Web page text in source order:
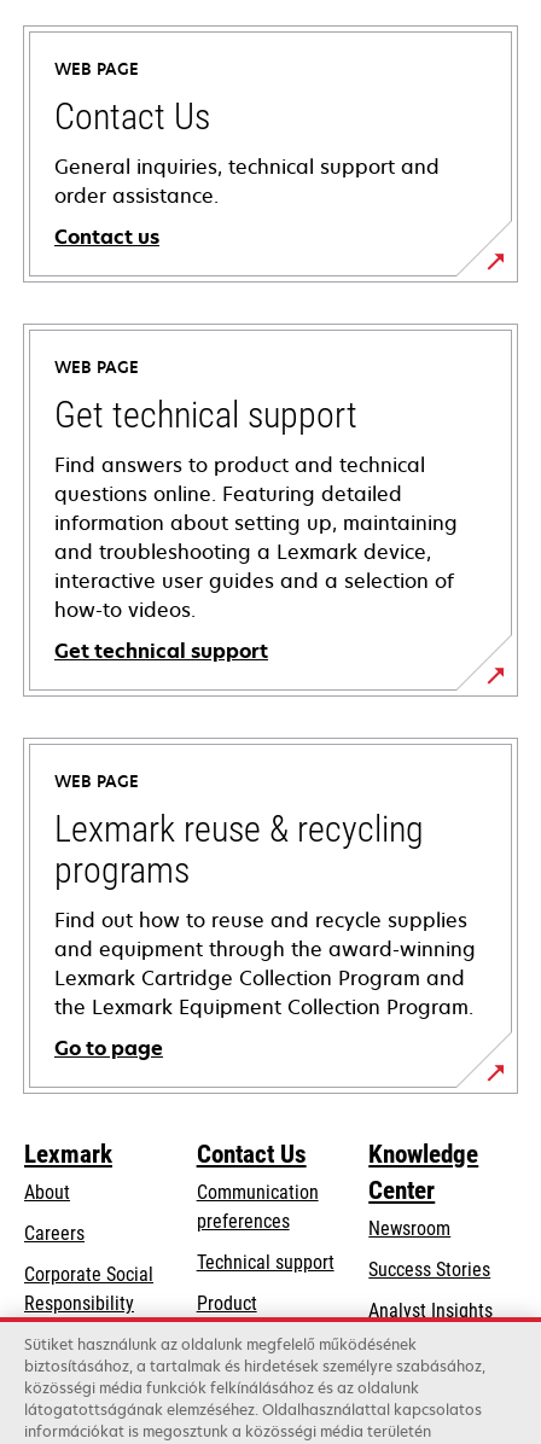
WEB PAGE
Contact Us
General inquiries, technical support and
order assistance.
Contact us
WEB PAGE
Get technical support
Find answers to product and technical
questions online. Featuring detailed
information about setting up, maintaining
and troubleshooting a Lexmark device,
interactive user guides and a selection of
how-to videos.
Get technical support
opens
in
new
tab
WEB PAGE
Lexmark reuse & recycling
programs
Find out how to reuse and recycle supplies
and equipment through the award-winning
Lexmark Cartridge Collection Program and
the Lexmark Equipment Collection Program.
Go to page
Lexmark
About
Careers
Corporate Social
Responsibilityopens
a
new
tab
Sustainability
Lexmark Partners
Contact Us
Communication
preferences
Technical supportopens
a
new
tab
Product
registration
Find a dealer
List of wholesalers
Knowledge
Center
Newsroom
Success Stories
Analyst Insights
Sütiket használunk az oldalunk megfelelő működésének
biztosításához, a tartalmak és hirdetések személyre szabásához,
közösségi média funkciók felkínálásához és az oldalunk
látogatottságának elemzéséhez. Oldalhasználattal kapcsolatos
információkat is megosztunk a közösségi média területén